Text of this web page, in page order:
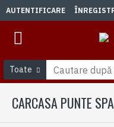
AUTENTIFICARE
Toate
CARCASA PUNTE